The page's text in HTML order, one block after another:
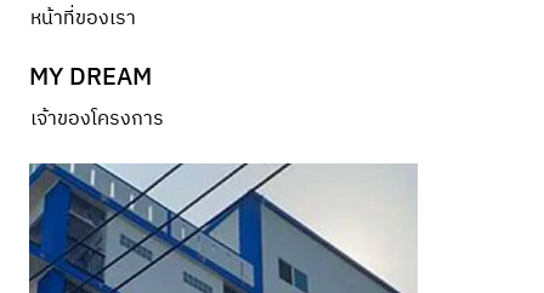
หน้าที่ของเรา
MY DREAM
เจ้าของโครงการ